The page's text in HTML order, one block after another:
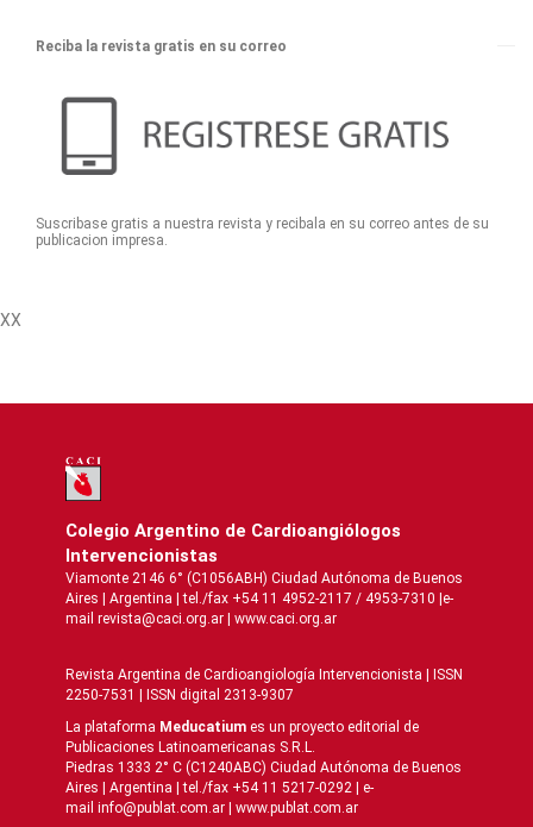
Reciba la revista gratis en su correo
Suscribase gratis a nuestra revista y recibala en su correo antes de su
publicacion impresa.
XX
Colegio Argentino de Cardioangiólogos
Intervencionistas
Viamonte 2146 6° (C1056ABH) Ciudad Autónoma de Buenos
Aires | Argentina | tel./fax +54 11 4952-2117 / 4953-7310 |e-
mail revista@caci.org.ar | www.caci.org.ar
Revista Argentina de Cardioangiologí­a Intervencionista | ISSN
2250-7531 | ISSN digital 2313-9307
La plataforma Meducatium es un proyecto editorial de
Publicaciones Latinoamericanas S.R.L.
Piedras 1333 2° C (C1240ABC) Ciudad Autónoma de Buenos
Aires | Argentina | tel./fax +54 11 5217-0292 | e-
mail info@publat.com.ar |
www.publat.com.ar